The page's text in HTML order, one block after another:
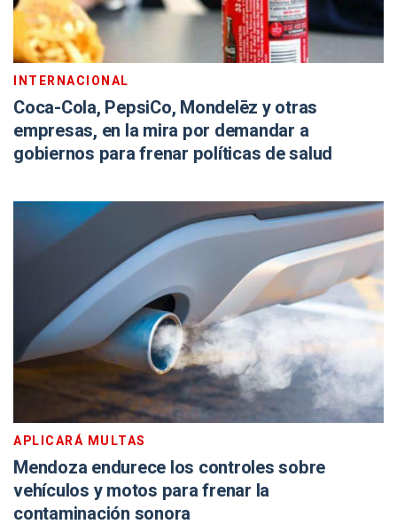
Coca-Cola, PepsiCo, Mondelēz y otras
empresas, en la mira por demandar a
gobiernos para frenar políticas de salud
APLICARÁ MULTAS
Mendoza endurece los controles sobre
vehículos y motos para frenar la
contaminación sonora